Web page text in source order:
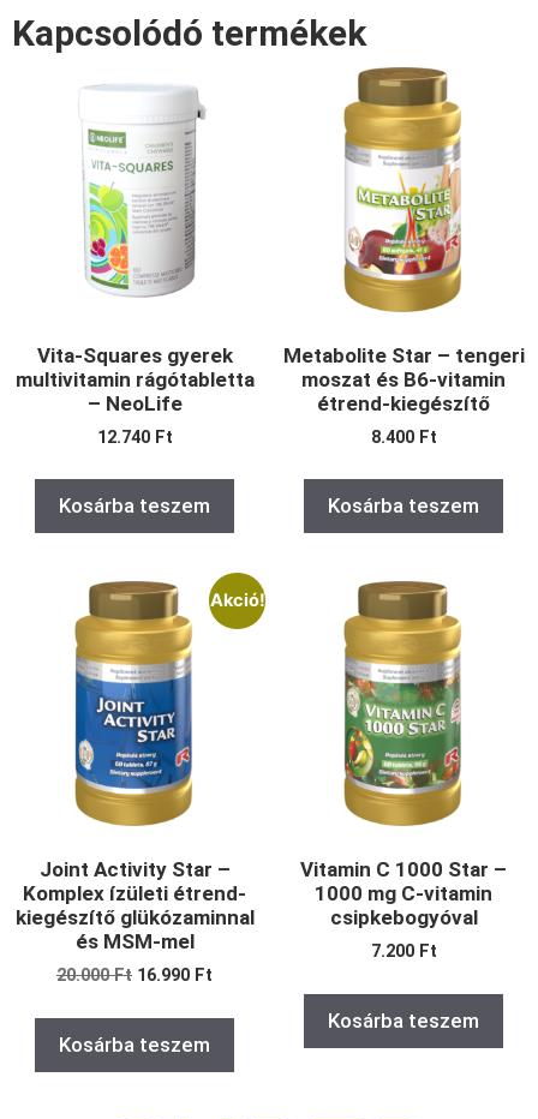
Kapcsolódó termékek
Vita-Squares gyerek
multivitamin rágótabletta
– NeoLife
12.740 Ft
Kosárba teszem
Metabolite Star – tengeri
moszat és B6-vitamin
étrend-kiegészítő
8.400 Ft
Kosárba teszem
Akció!
Joint Activity Star –
Komplex ízületi étrend-
kiegészítő glükózaminnal
és MSM-mel
20.000Ft 16.990 Ft
Kosárba teszem
Vitamin C 1000 Star –
1000 mg C-vitamin
csipkebogyóval
7.200 Ft
Kosárba teszem